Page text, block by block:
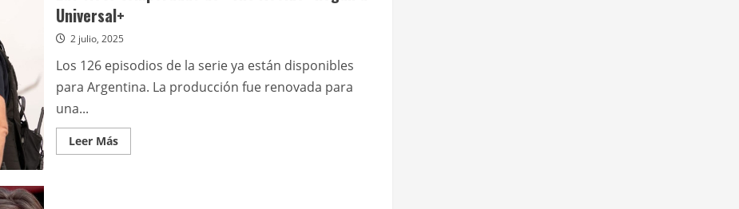
6
Universal+
2 julio, 2025
Los 126 episodios de la serie ya están disponibles
para Argentina. La producción fue renovada para
una...
Leer MásLeer
más